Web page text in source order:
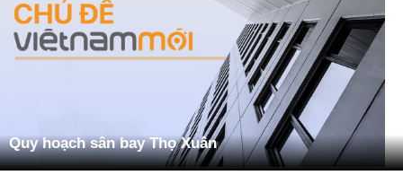
Quy hoạch sân bay Thọ Xuân